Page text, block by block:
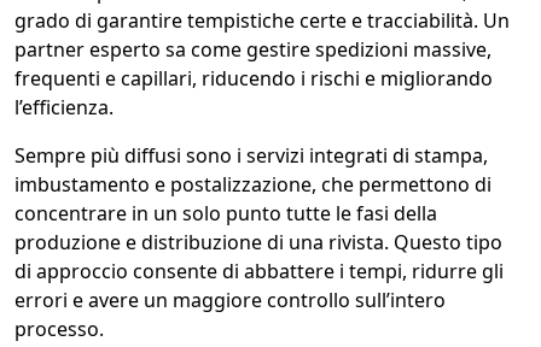
grado di garantire tempistiche certe e tracciabilità. Un
partner esperto sa come gestire spedizioni massive,
frequenti e capillari, riducendo i rischi e migliorando
l’efficienza.
Sempre più diffusi sono i servizi integrati di stampa,
imbustamento e postalizzazione, che permettono di
concentrare in un solo punto tutte le fasi della
produzione e distribuzione di una rivista. Questo tipo
di approccio consente di abbattere i tempi, ridurre gli
errori e avere un maggiore controllo sull’intero
processo.